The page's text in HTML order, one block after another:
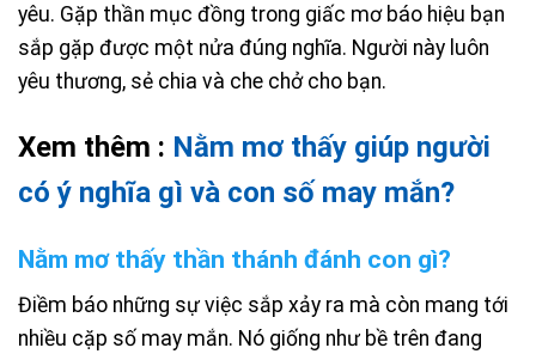
yêu. Gặp thần mục đồng trong giấc mơ báo hiệu bạn
sắp gặp được một nửa đúng nghĩa. Người này luôn
yêu thương, sẻ chia và che chở cho bạn.
Xem thêm : Nằm mơ thấy giúp người
có ý nghĩa gì và con số may mắn?
Nằm mơ thấy thần thánh đánh con gì?
Điềm báo những sự việc sắp xảy ra mà còn mang tới
nhiều cặp số may mắn. Nó giống như bề trên đang